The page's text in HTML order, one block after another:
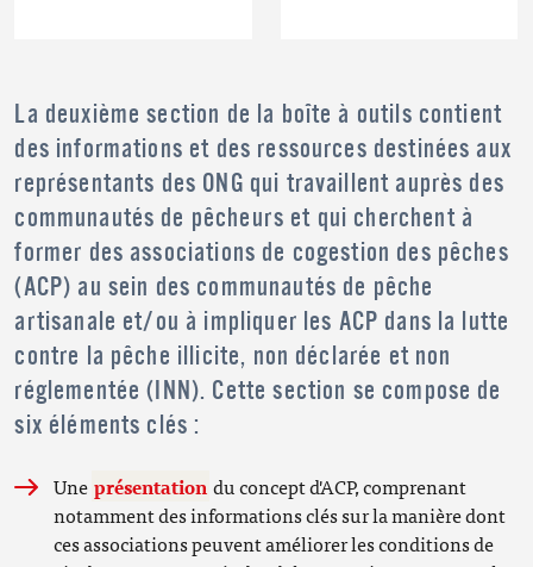
La deuxième section de la boîte à outils contient
des informations et des ressources destinées aux
représentants des ONG qui travaillent auprès des
communautés de pêcheurs et qui cherchent à
former des associations de cogestion des pêches
(ACP) au sein des communautés de pêche
artisanale et/ou à impliquer les ACP dans la lutte
contre la pêche illicite, non déclarée et non
réglementée (INN). Cette section se compose de
six éléments clés :
Uneprésentation du concept d'ACP, comprenant
notamment des informations clés sur la manière dont
ces associations peuvent améliorer les conditions de